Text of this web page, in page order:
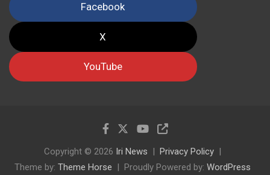
Facebook
X
YouTube
Copyright © 2026 Iri News
Privacy Policy
Theme by: Theme Horse Proudly Powered by: WordPress